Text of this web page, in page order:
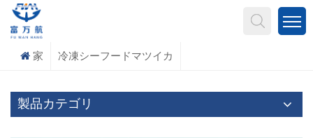
家 冷凍シーフードマツイカ
製品カテゴリ